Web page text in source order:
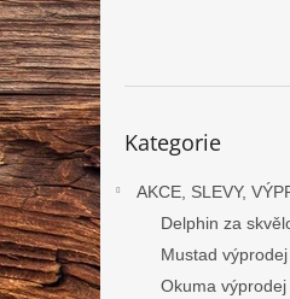
t
r
a
n
n
í
p
a
n
e
l
kategorie
Kategorie
AKCE, SLEVY,
Delphin za
Mustad výprodej
Okuma výprodej